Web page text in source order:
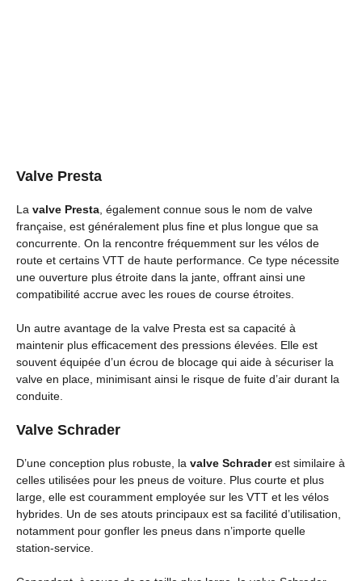
Valve Presta
La valve Presta , également connue sous le nom de valve
française, est généralement plus fine et plus longue que sa
concurrente. On la rencontre fréquemment sur les vélos de
route et certains VTT de haute performance. Ce type nécessite
une ouverture plus étroite dans la jante, offrant ainsi une
compatibilité accrue avec les roues de course étroites.
Un autre avantage de la valve Presta est sa capacité à
maintenir plus efficacement des pressions élevées. Elle est
souvent équipée d’un écrou de blocage qui aide à sécuriser la
valve en place, minimisant ainsi le risque de fuite d’air durant la
conduite.
Valve Schrader
D’une conception plus robuste, la valve Schraderest similaire à
celles utilisées pour les pneus de voiture. Plus courte et plus
large, elle est couramment employée sur les VTT et les vélos
hybrides. Un de ses atouts principaux est sa facilité d’utilisation,
notamment pour gonfler les pneus dans n’importe quelle
station-service.